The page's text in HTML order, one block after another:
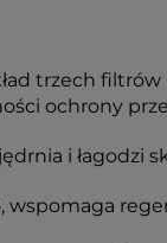
trzech
ochrony
i łagodzi
wspomaga